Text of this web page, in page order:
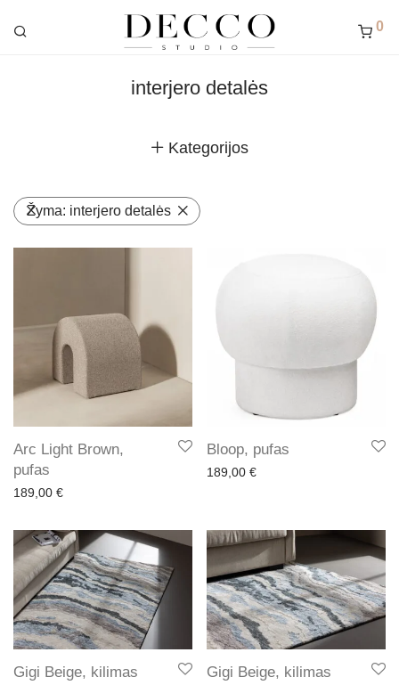
0
interjero detalės
Kategorijos
Žyma: interjero detalės
Arc Light Brown,
pufas
189,00 €
Bloop, pufas
189,00 €
Gigi Beige, kilimas
Gigi Beige, kilimas